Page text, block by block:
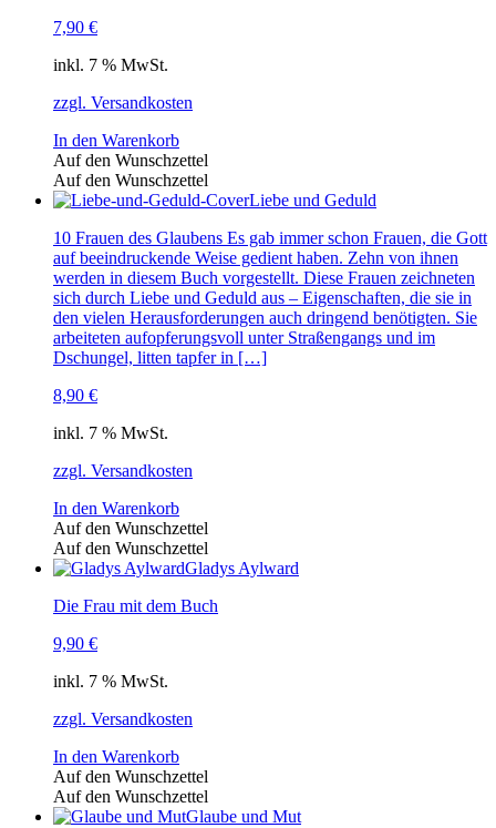
7,90 €
inkl. 7 % MwSt.
zzgl. Versandkosten
In den Warenkorb
Auf den Wunschzettel
Auf den Wunschzettel
Liebe und Geduld
10 Frauen des Glaubens Es gab immer schon Frauen, die Gott
auf beeindruckende Weise gedient haben. Zehn von ihnen
werden in diesem Buch vorgestellt. Diese Frauen zeichneten
sich durch Liebe und Geduld aus – Eigenschaften, die sie in
den vielen Herausforderungen auch dringend benötigten. Sie
arbeiteten aufopferungsvoll unter Straßengangs und im
Dschungel, litten tapfer in […]
8,90 €
inkl. 7 % MwSt.
zzgl. Versandkosten
In den Warenkorb
Auf den Wunschzettel
Auf den Wunschzettel
Gladys Aylward
Die Frau mit dem Buch
9,90 €
inkl. 7 % MwSt.
zzgl. Versandkosten
In den Warenkorb
Auf den Wunschzettel
Auf den Wunschzettel
Glaube und Mut